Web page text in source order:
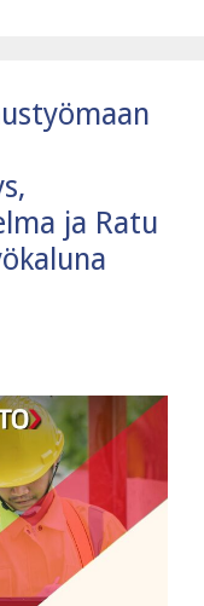
ja Ratu